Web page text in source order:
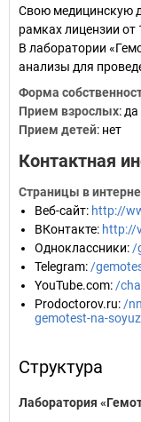
Свою медицинскую
рамках лицензии от
В лаборатории
анализы для
Форма
Прием взрослых: да
Прием детей: нет
Контактная
Страницы в
Веб-сайт: http://
ВКонтакте: http://
Одноклассники: /
Telegram: /
YouTube.com: /
Prodoctorov.ru: /
gemotest-na-
Структура
Лаборатория